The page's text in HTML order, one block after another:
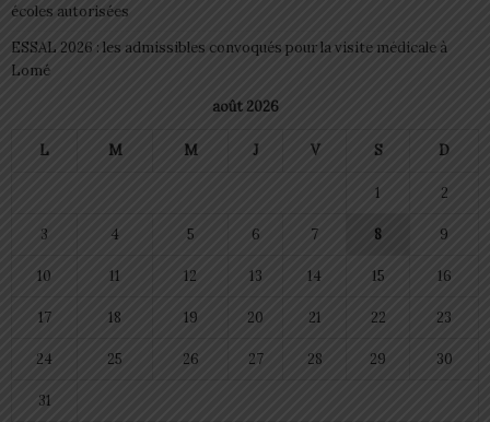
écoles autorisées
ESSAL 2026 : les admissibles convoqués pour la visite médicale à
Lomé
août 2026
L M M J V S D
1 2
3 4 5 6 7 8 9
10 11 12 13 14 15 16
17 18 19 20 21 22 23
24 25 26 27 28 29 30
31